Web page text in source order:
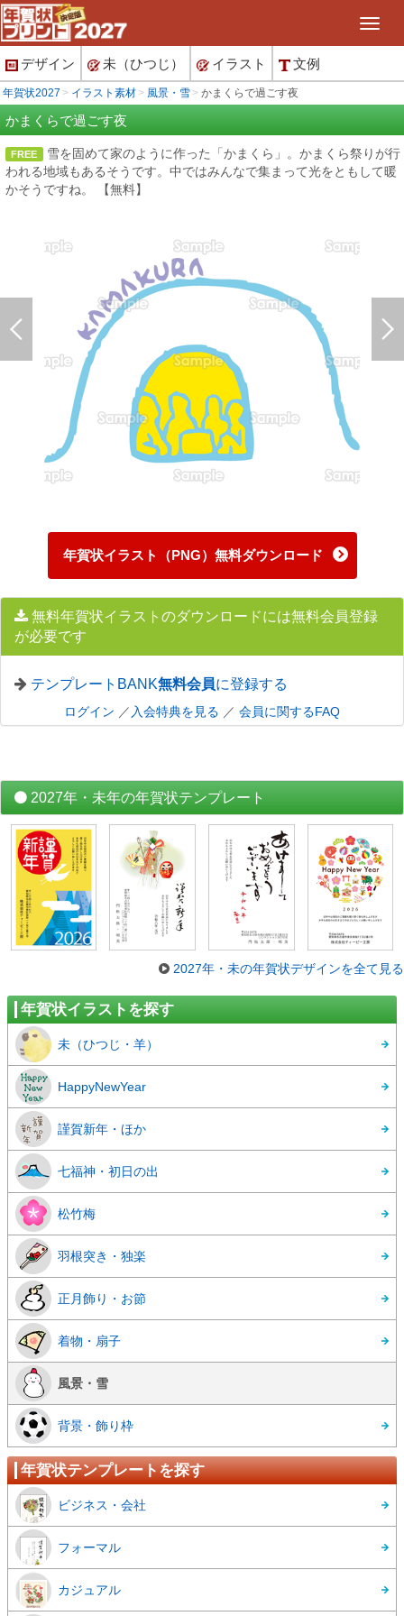
デザイン 未（ひつじ） イラスト 文例
年賀状2027 イラスト素材 風景・雪 かまくらで過ごす夜
かまくらで過ごす夜
FREE 雪を固めて家のように作った「かまくら」。かまくら祭りが行
われる地域もあるそうです。中ではみんなで集まって光をともして暖
かそうですね。 【無料】
年賀状イラスト（PNG）無料ダウンロード
無料年賀状イラストのダウンロードには無料会員登録
が必要です
テンプレートBANK無料会員に登録する
ログイン ／ 入会特典を見る ／ 会員に関するFAQ
2027年・未年の年賀状テンプレート
2027年・未の年賀状デザインを全て見る
年賀状イラストを探す
未（ひつじ・羊）
HappyNewYear
謹賀新年・ほか
七福神・初日の出
松竹梅
羽根突き・独楽
正月飾り・お節
着物・扇子
風景・雪
背景・飾り枠
年賀状テンプレートを探す
ビジネス・会社
フォーマル
カジュアル